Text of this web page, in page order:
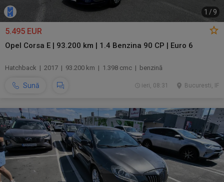
1 / 9
5.495 EUR
Opel Corsa E | 93.200 km | 1.4 Benzina 90 CP | Euro 6
Hatchback | 2017 | 93.200 km | 1.398 cmc | benzină
Sună Bucuresti, IF
ieri, 08:31